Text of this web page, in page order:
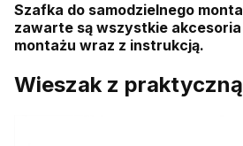
Szafka do samodzielnego
zawarte są wszystkie
montażu wraz z instrukcją.
Wieszak z praktyczną